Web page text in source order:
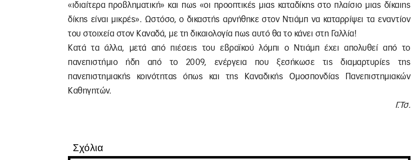
«ιδιαίτερα προβληματική» και πως «οι προοπτικές μιας καταδίκης στο πλαίσιο μιας δίκαιης
δίκης είναι μικρές». Ωστόσο, ο δικαστής αρνήθηκε στον Ντιάμπ να καταρρίψει τα εναντίον
του στοιχεία στον Καναδά, με τη δικαιολογία πως αυτό θα το κάνει στη Γαλλία!
Κατά τα άλλα, μετά από πιέσεις του εβραϊκού λόμπι ο Ντιάμπ έχει απολυθεί από το
πανεπιστήμιο ήδη από το 2009, ενέργεια που ξεσήκωσε τις διαμαρτυρίες της
πανεπιστημιακής κοινότητας όπως και της Καναδικής Ομοσπονδίας Πανεπιστημιακών
Καθηγητών.
Γ.Τσ.
Σχόλια